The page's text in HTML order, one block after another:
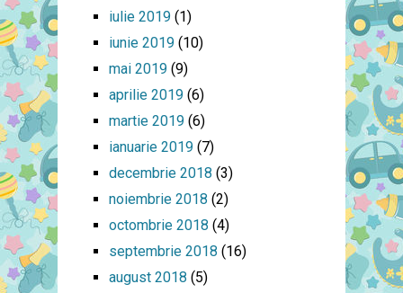
iulie 2019(1)
iunie 2019(10)
mai 2019(9)
aprilie 2019(6)
martie 2019(6)
ianuarie 2019(7)
decembrie 2018 (3)
noiembrie 2018 (2)
octombrie 2018 (4)
septembrie 2018 (16)
august 2018 (5)